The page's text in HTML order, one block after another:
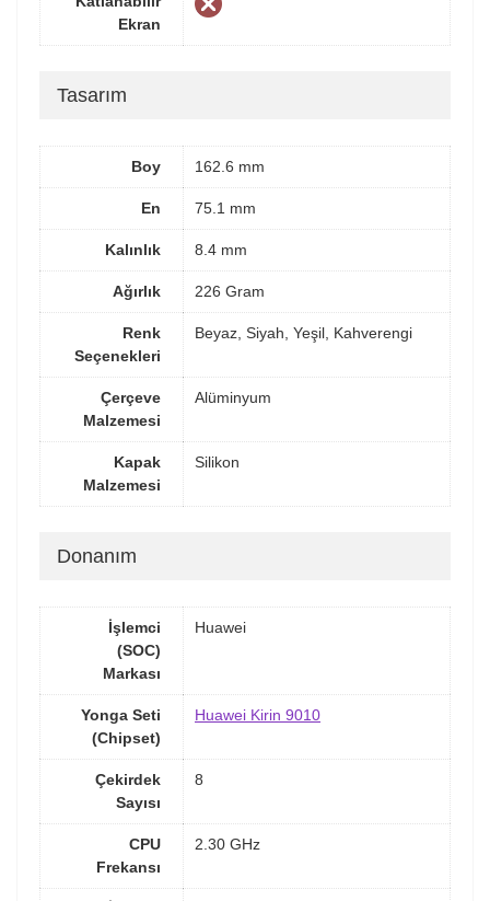
Ekran
Tasarım
Boy 162.6 mm
En 75.1 mm
Kalınlık 8.4 mm
Ağırlık 226 Gram
Renk
Seçenekleri
Beyaz, Siyah, Yeşil, Kahverengi
Çerçeve
Malzemesi
Alüminyum
Kapak
Malzemesi
Silikon
Donanım
İşlemci
(SOC)
Markası
Huawei
Yonga Seti
(Chipset)
Huawei Kirin 9010
Çekirdek
Sayısı
8
CPU
Frekansı
2.30 GHz